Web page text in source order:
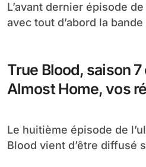
L’avant dernier épisode de la série se profile
avec tout d’abord la
True Blood, saison
Almost Home, vos
Le huitième épisode de l’ultime saison de True
Blood vient d’être diffusé